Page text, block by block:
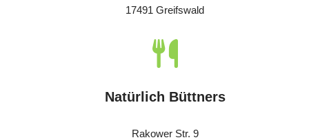
17491 Greifswald
Natürlich Büttners
Rakower Str. 9